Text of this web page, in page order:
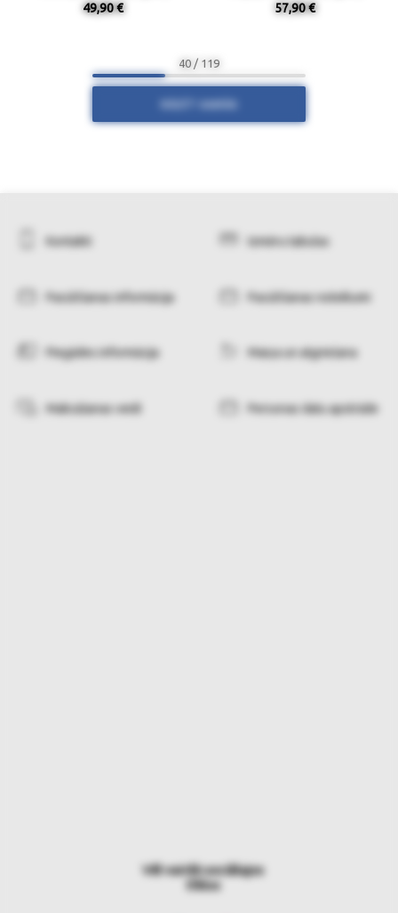
49,90 €
57,90 €
40 / 119
Kontakti Izmēru tabulas
Pasūtīšanas informācija Pasūtīšanas noteikumi
Piegādes informācija Maiņa un atgriešana
Maksāšanas veidi Personas datu apstrāde
Vēl vairāk sociālajos
tīklos